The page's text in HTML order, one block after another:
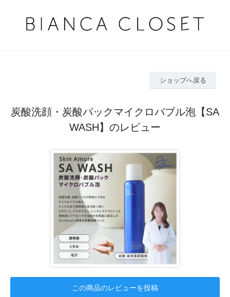
ショップへ戻る
炭酸洗顔・炭酸パックマイクロバブル泡【SA
WASH】のレビュー
この商品のレビューを投稿